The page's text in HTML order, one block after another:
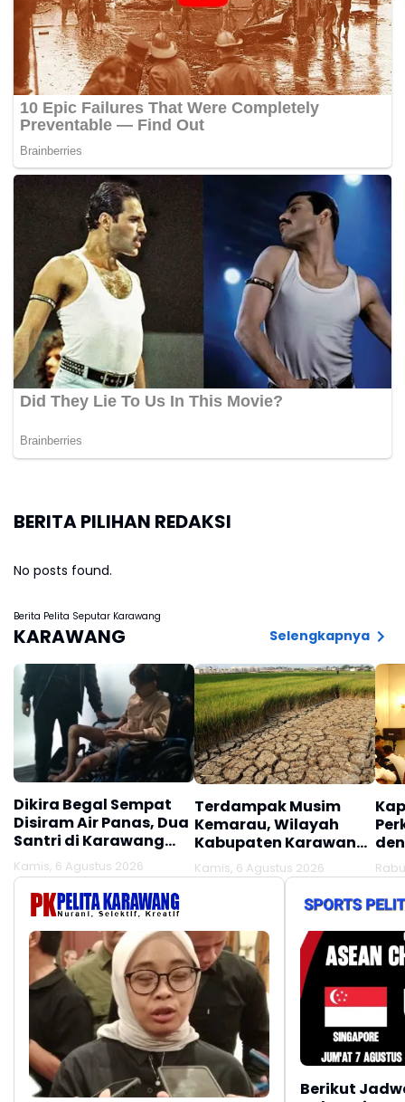
BERITA PILIHAN REDAKSI
No posts found.
Berita Pelita Seputar Karawang
KARAWANG Selengkapnya
Dikira Begal Sempat
Disiram Air Panas, Dua
Santri di Karawang
Terluka Akibat Aksi
Oknum Linmas
Kamis, 6 Agustus 2026
Terdampak Musim
Kemarau, Wilayah
Kabupaten Karawang
Kekeringan Makin
Meluas
Kamis, 6 Agustus 2026
Berikut